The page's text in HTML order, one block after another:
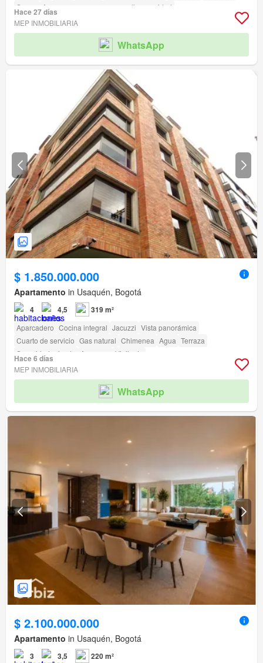
Sauna
Acceso para personas con discapacidad
Hace 27 días
MEP INMOBILIARIA
WhatsApp
$ 1.850.000.000
Apartamento in Usaquén, Bogotá
4 4,5 319 m²
Aparcadero Cocina integral Jacuzzi Vista panorámica
Cuarto de servicio Gas natural Chimenea Agua Terraza
Seguridad privada
Ascensor
Vigilante
Acceso para personas con discapacidad
Hace 6 días
MEP INMOBILIARIA
WhatsApp
$ 2.100.000.000
Apartamento in Usaquén, Bogotá
3 3,5 220 m²